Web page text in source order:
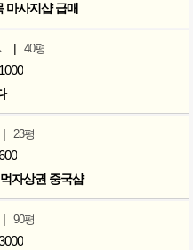
마사지샵 급매
| 40평
1000
| 23평
자상권 중국샵
| 90평